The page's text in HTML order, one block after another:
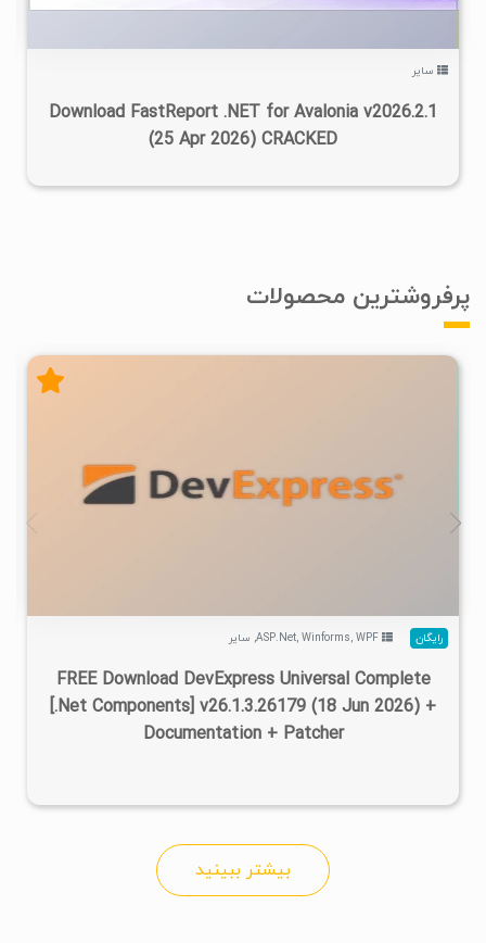
سایر
Download FastReport .NET for Avalonia v2026.2.1​
(25 Apr 2026) CRACKED
پرفروشترین محصولات
۴۷۰K ۷۳۳K ۲
رایگان ASP.Net, Winforms, WPF
, سایر
FREE Download DevExpress Universal Complete
[.Net Components] v26.1.3.26179 (18 Jun 2026) +
Documentation + Patcher
بیشتر ببینید